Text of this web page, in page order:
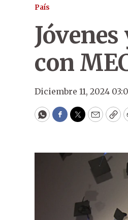
País
con
Diciembre 11, 2024
WhatsApp
Facebook
Twitter
Email